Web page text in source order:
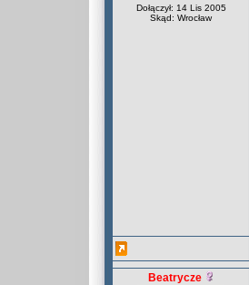
Dołączył: 14 Lis 2005
Skąd: Wrocław
Beatrycze